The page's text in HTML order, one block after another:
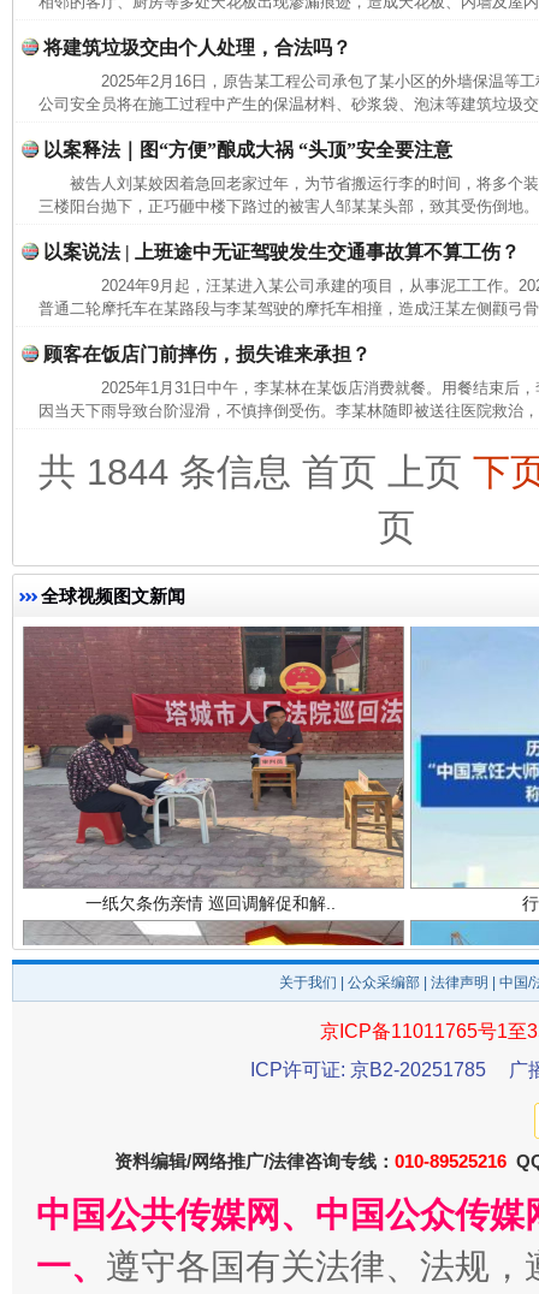
将建筑垃圾交由个人处理，合法吗？
2025年2月16日，原告某工程公司承包了某小区的外墙保温等工
公司安全员将在施工过程中产生的保温材料、砂浆袋、泡沫等建筑垃圾
以案释法｜图“方便”酿成大祸 “头顶”安全要注意
被告人刘某姣因着急回老家过年，为节省搬运行李的时间，将多个
三楼阳台抛下，正巧砸中楼下路过的被害人邹某某头部，致其受伤倒地
以案说法 | 上班途中无证驾驶发生交通事故算不算工伤？
2024年9月起，汪某进入某公司承建的项目，从事泥工工作。
普通二轮摩托车在某路段与李某驾驶的摩托车相撞，造成汪某左侧颧弓
顾客在饭店门前摔伤，损失谁来承担？
2025年1月31日中午，李某林在某饭店消费就餐。用餐结束后，
因当天下雨导致台阶湿滑，不慎摔倒受伤。李某林随即被送往医院救治
共 1844 条信息 首页 上页 下
页
全球视频图文新闻
完善运行机制助力责任有效落实
一纸欠条伤亲情 巡回调解促和解..
关于我们 公众采编部 法律声明 | 中国
京ICP备11011765号1至
ICP许可证: 京B2-20251785
广
资料编辑/网络推广/法律咨询专线： 010-89525216
中国公共传媒网、中国公众传
一、 遵守各国有关法律、法规